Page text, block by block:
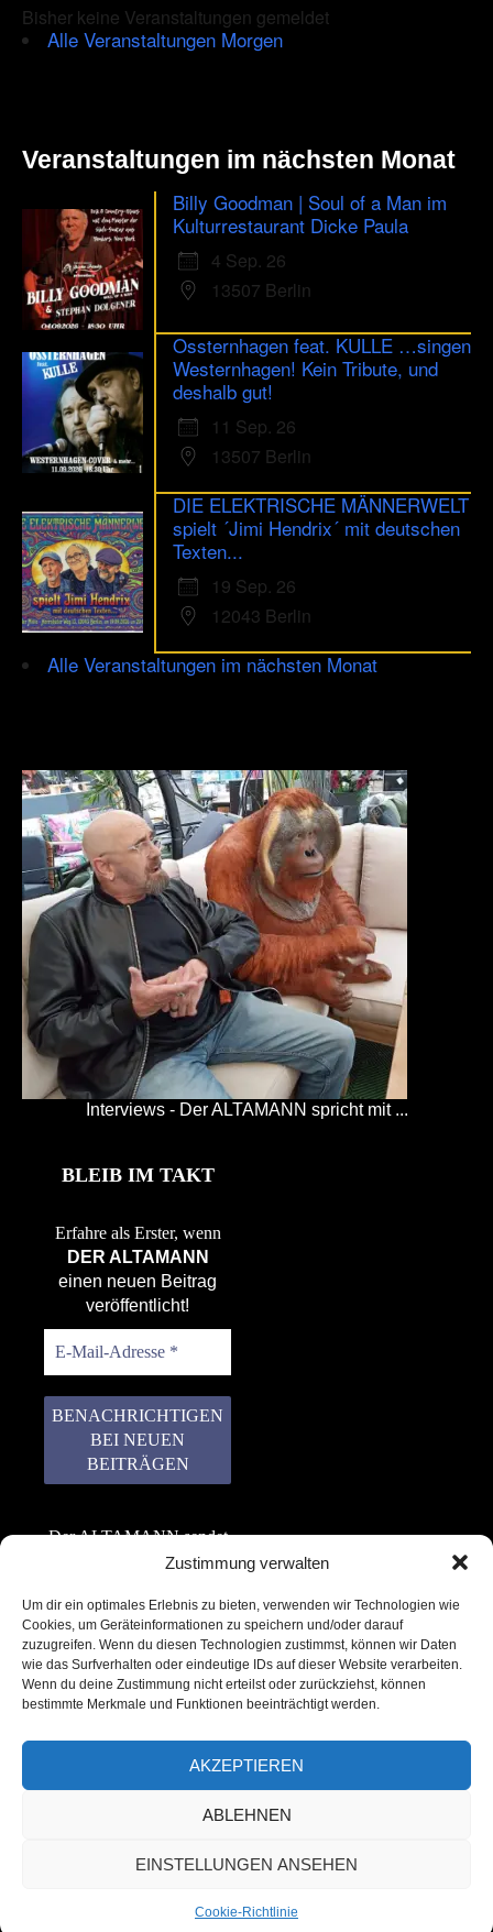
Zustimmung verwalten
Um dir ein optimales Erlebnis zu bieten, verwenden wir Technologien wie
Cookies, um Geräteinformationen zu speichern und/oder darauf
zuzugreifen. Wenn du diesen Technologien zustimmst, können wir Daten
wie das Surfverhalten oder eindeutige IDs auf dieser Website verarbeiten.
Wenn du deine Zustimmung nicht erteilst oder zurückziehst, können
bestimmte Merkmale und Funktionen beeinträchtigt werden.
AKZEPTIEREN
ABLEHNEN
EINSTELLUNGEN ANSEHEN
Cookie-Richtlinie
human.
Bisher keine Veranstaltungen gemeldet
Alle Veranstaltungen Morgen
Veranstaltungen im nächsten Monat
Billy Goodman | Soul of a Man im
Kulturrestaurant Dicke Paula
4 Sep. 26
13507 Berlin
Ossternhagen feat. KULLE …singen
Westernhagen! Kein Tribute, und
deshalb gut!
11 Sep. 26
13507 Berlin
DIE ELEKTRISCHE MÄNNERWELT
spielt ´Jimi Hendrix´ mit deutschen
Texten...
19 Sep. 26
12043 Berlin
Alle Veranstaltungen im nächsten Monat
Interviews - Der ALTAMANN spricht mit ...
BLEIB IM TAKT
Erfahre als Erster, wenn
DER ALTAMANN
einen neuen Beitrag
veröffentlicht!
Der ALTAMANN sendet
keinen Spam! Er gibt
weiter. Erfahre mehr in
unserer
Datenschutzerklärung.
Copyright © 2022 – 2025 | ALTAMANN.com